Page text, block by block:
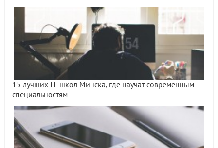
15 лучших IT-школ Минска, где научат современным
специальностям